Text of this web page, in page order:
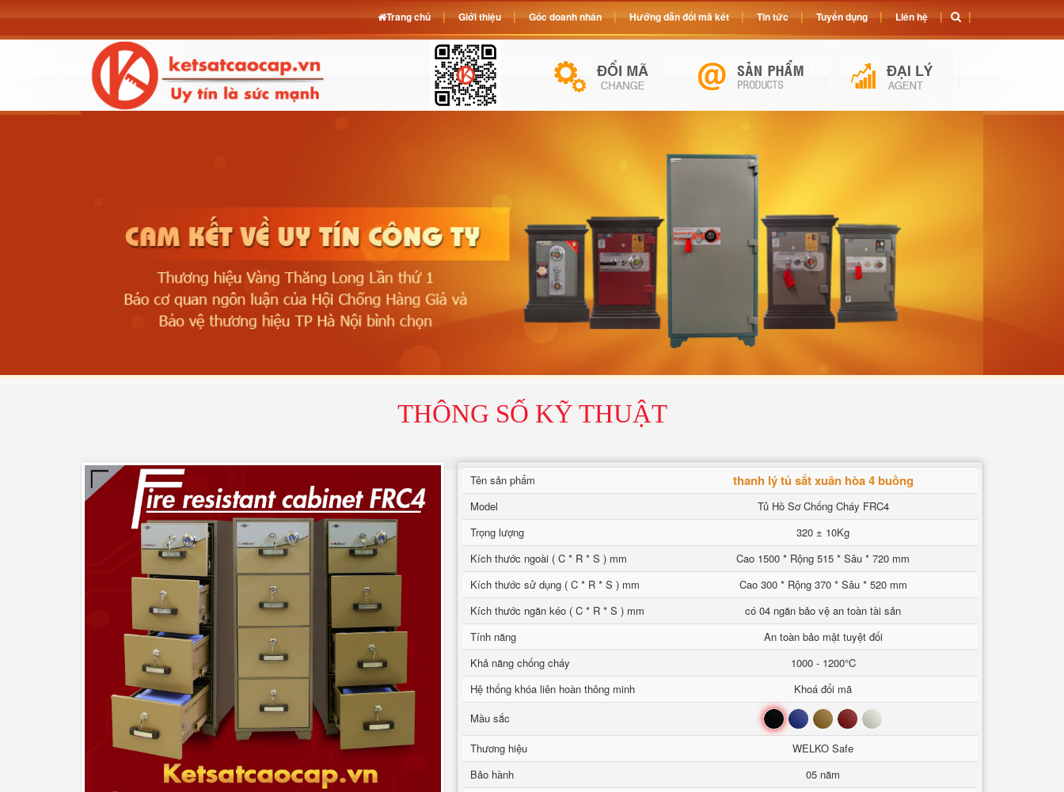
THÔNG SỐ KỸ THUẬT
Tên sản phẩm thanh lý tủ sắt xuân hòa 4 buồng
Model
Tủ Hồ Sơ Chống Cháy FRC4
Trọng lượng
320 ± 10Kg
Kích thước ngoài ( C * R * S ) mm
Cao 1500 * Rộng 515 * Sâu * 720 mm
Kích thước sử dụng ( C * R * S ) mm
Cao 300 * Rộng 370 * Sâu * 520 mm
Kích thước ngăn kéo ( C * R * S ) mm
có 04 ngăn bảo vệ an toàn tài sản
Tính năng
An toàn bảo mật tuyệt đối
Khả năng chống cháy
1000 - 1200°C
Hệ thống khóa liên hoàn thông minh
Khoá đổi mã
Mầu sắc
Đen Xanh Nâu Đỏ Trắng
Thương hiệu
WELKO Safe
Bảo hành
05 năm
Trang chủ Giới thiệu Góc doanh nhân Hướng dẫn đổi mã két Tin tức Tuyển dụng Liên hệ